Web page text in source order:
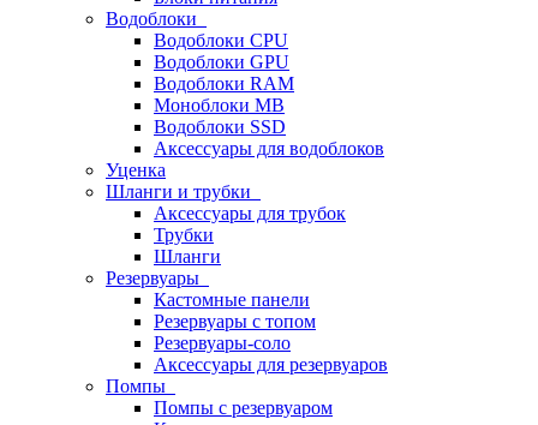
Водоблоки
Водоблоки CPU
Водоблоки GPU
Водоблоки RAM
Моноблоки MB
Водоблоки SSD
Аксессуары для водоблоков
Уценка
Шланги и трубки
Аксессуары для трубок
Трубки
Шланги
Резервуары
Кастомные панели
Резервуары с топом
Резервуары-соло
Аксессуары для резервуаров
Помпы
Помпы с резервуаром